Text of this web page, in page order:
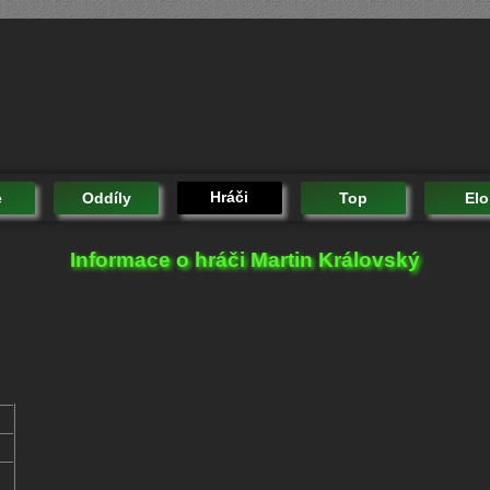
Oddíly Hráči Top Elo
Informace o hráči Martin Královský